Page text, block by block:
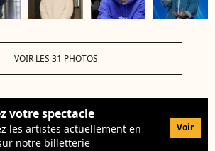
VOIR LES 31 PHOTOS
votre spectacle
les artistes actuellement en
notre billetterie
Voir